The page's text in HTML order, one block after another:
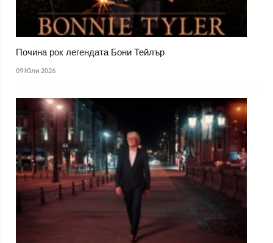
Почина рок легендата Бони Тейлър
09 Юли 2026